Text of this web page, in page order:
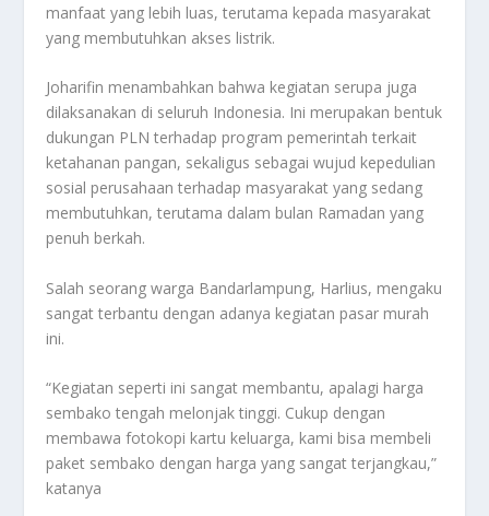
manfaat yang lebih luas, terutama kepada masyarakat
yang membutuhkan akses listrik.
Joharifin menambahkan bahwa kegiatan serupa juga
dilaksanakan di seluruh Indonesia. Ini merupakan bentuk
dukungan PLN terhadap program pemerintah terkait
ketahanan pangan, sekaligus sebagai wujud kepedulian
sosial perusahaan terhadap masyarakat yang sedang
membutuhkan, terutama dalam bulan Ramadan yang
penuh berkah.
Salah seorang warga Bandarlampung, Harlius, mengaku
sangat terbantu dengan adanya kegiatan pasar murah
ini.
“Kegiatan seperti ini sangat membantu, apalagi harga
sembako tengah melonjak tinggi. Cukup dengan
membawa fotokopi kartu keluarga, kami bisa membeli
paket sembako dengan harga yang sangat terjangkau,”
katanya